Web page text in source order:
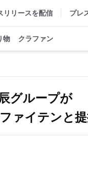
リリースを配信 プレ
物 クラファン
グループが
ァイテンと